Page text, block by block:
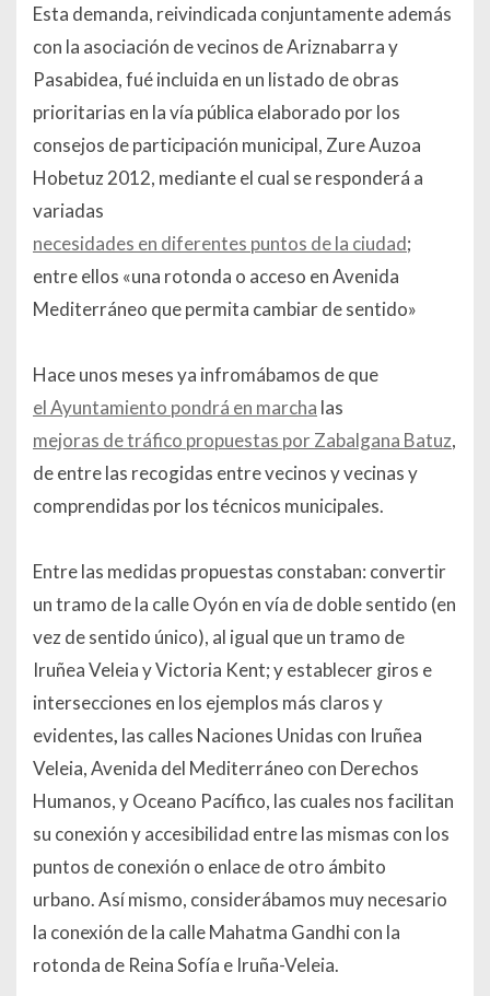
Esta demanda, reivindicada conjuntamente además
con la asociación de vecinos de Ariznabarra y
Pasabidea, fué incluida en un listado de obras
prioritarias en la vía pública elaborado por los
consejos de participación municipal, Zure Auzoa
Hobetuz 2012, mediante el cual se responderá a
variadas
necesidades en diferentes puntos de la ciudad;
entre ellos «una rotonda o acceso en Avenida
Mediterráneo que permita cambiar de sentido»
Hace unos meses ya infromábamos de que
el Ayuntamiento pondrá en marcha las
mejoras de tráfico propuestas por Zabalgana Batuz,
de entre las recogidas entre vecinos y vecinas y
comprendidas por los técnicos municipales.
Entre las medidas propuestas constaban: convertir
un tramo de la calle Oyón en vía de doble sentido (en
vez de sentido único), al igual que un tramo de
Iruñea Veleia y Victoria Kent; y establecer giros e
intersecciones en los ejemplos más claros y
evidentes, las calles Naciones Unidas con Iruñea
Veleia, Avenida del Mediterráneo con Derechos
Humanos, y Oceano Pacífico, las cuales nos facilitan
su conexión y accesibilidad entre las mismas con los
puntos de conexión o enlace de otro ámbito
urbano. Así mismo, considerábamos muy necesario
la conexión de la calle Mahatma Gandhi con la
rotonda de Reina Sofía e Iruña-Veleia.